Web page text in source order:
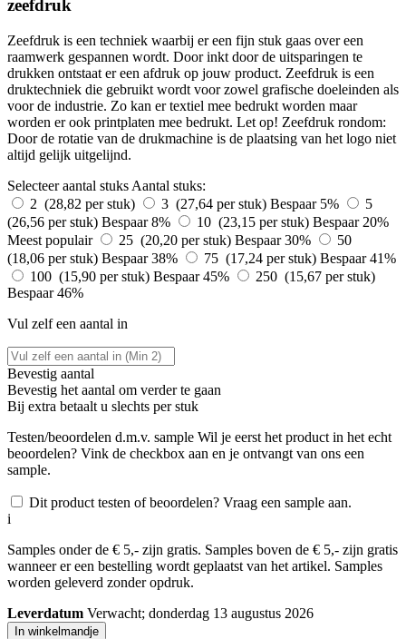
zeefdruk
Zeefdruk is een techniek waarbij er een fijn stuk gaas over een
raamwerk gespannen wordt. Door inkt door de uitsparingen te
drukken ontstaat er een afdruk op jouw product. Zeefdruk is een
druktechniek die gebruikt wordt voor zowel grafische doeleinden als
voor de industrie. Zo kan er textiel mee bedrukt worden maar
worden er ook printplaten mee bedrukt. Let op! Zeefdruk rondom:
Door de rotatie van de drukmachine is de plaatsing van het logo niet
altijd gelijk uitgelijnd.
Selecteer aantal stuks Aantal stuks:
2 (28,82 per stuk)
3 (27,64 per stuk) Bespaar 5%
5
(26,56 per stuk) Bespaar 8% 10 (23,15 per stuk) Bespaar 20%
Meest populair
25 (20,20 per stuk) Bespaar 30%
50
(18,06 per stuk) Bespaar 38% 75 (17,24 per stuk) Bespaar 41%
100 (15,90 per stuk) Bespaar 45%
250 (15,67 per stuk)
Bespaar 46%
Vul zelf een aantal in
Bevestig aantal
Bevestig het aantal om verder te gaan
Bij extra betaalt u slechts per stuk
Testen/beoordelen d.m.v. sample Wil je eerst het product in het echt
beoordelen? Vink de checkbox aan en je ontvangt van ons een
sample.
Dit product testen of beoordelen? Vraag een sample aan.
i
Samples onder de € 5,- zijn gratis. Samples boven de € 5,- zijn gratis
wanneer er een bestelling wordt geplaatst van het artikel. Samples
worden geleverd zonder opdruk.
Leverdatum Verwacht; donderdag 13 augustus 2026
In winkelmandje